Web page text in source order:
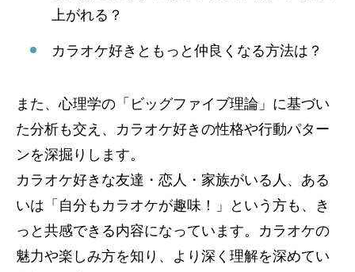
上がれる？
カラオケ好きともっと仲良くなる方法は？
また、心理学の「ビッグファイブ理論」に基づい
た分析も交え、カラオケ好きの性格や行動パター
ンを深掘りします。
カラオケ好きな友達・恋人・家族がいる人、ある
いは「自分もカラオケが趣味！」という方も、き
っと共感できる内容になっています。カラオケの
魅力や楽しみ方を知り、より深く理解を深めてい